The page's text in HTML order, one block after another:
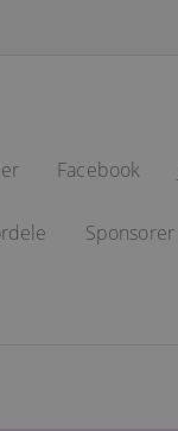
Facebook
Sponsorer